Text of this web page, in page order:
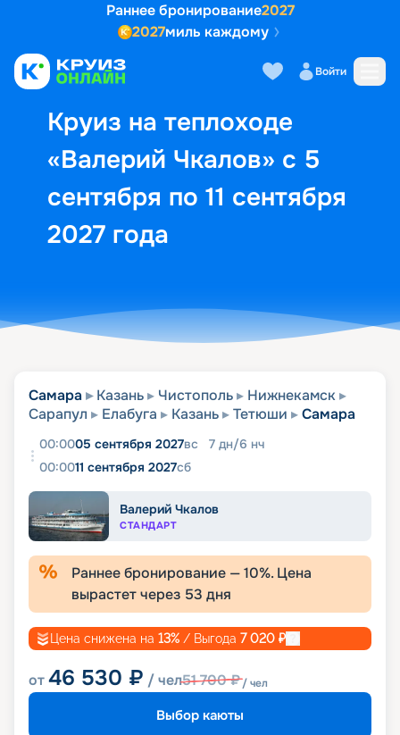
Раннее бронирование2027
2027миль каждому
Войти
Круиз на теплоходе
«Валерий Чкалов» с 5
сентября по 11 сентября
2027 года
Выбор кают Маршрут и
Самара Казань Чистополь
Нижнекамск
Сарапул
Елабуга Казань Тетюши Самара
00:0005 сентября 2027вс 7 дн/6 нч
00:0011 сентября 2027сб
Валерий Чкалов
СТАНДАРТ
Раннее бронирование —10%. Цена
вырастет через 53 дня
Цена снижена на 13% / Выгода 7 020 ₽
от46 530 ₽ / чел51 700₽/ чел
Выбор каюты